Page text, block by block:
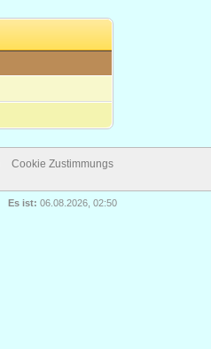
Cookie Zustimmungs
Es ist: 06.08.2026, 02:50